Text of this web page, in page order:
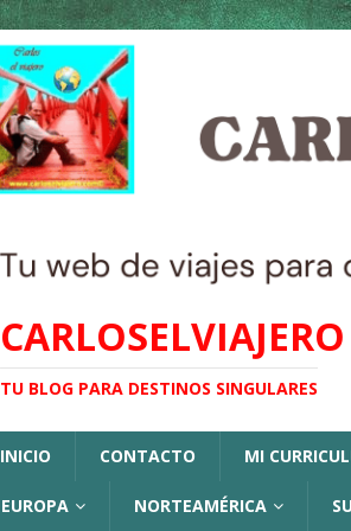
CARLOSELVIAJERO
TU BLOG PARA DESTINOS SINGULARES
INICIO CONTACTO MI
EUROPA NORTEAMÉRICA